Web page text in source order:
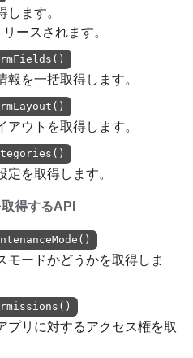
します。
ースされます。
を一括取得します。
ウトを取得します。
定を取得します。
得するAPI
モードかどうかを取得しま
プリに対するアクセス権を取